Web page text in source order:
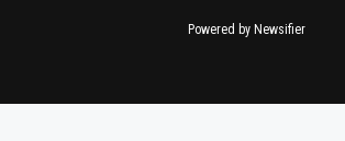
Powered by Newsifier